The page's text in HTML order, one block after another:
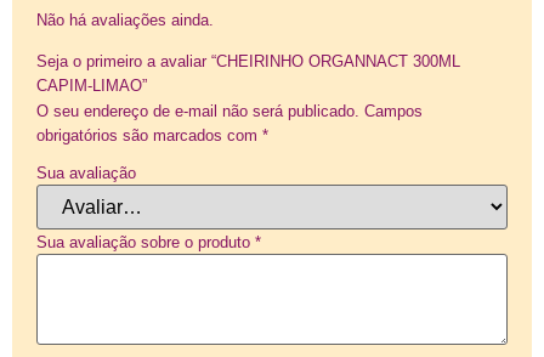
Não há avaliações ainda.
Seja o primeiro a avaliar “CHEIRINHO ORGANNACT 300ML
CAPIM-LIMAO”
O seu endereço de e-mail não será publicado. Campos
obrigatórios são marcados com *
Sua avaliação
Sua avaliação sobre o produto *